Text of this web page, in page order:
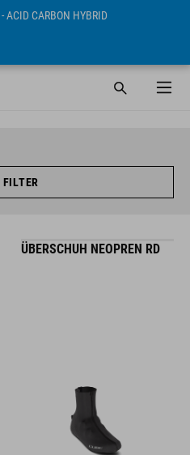
- ACID CARBON HYBRID
FILTER
ÜBERSCHUH NEOPREN RD